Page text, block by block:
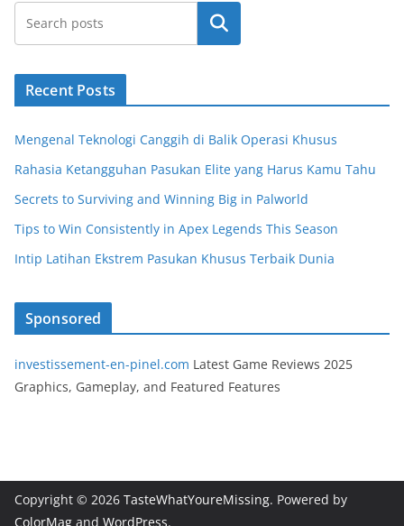
Cari
Recent Posts
Mengenal Teknologi Canggih di Balik Operasi Khusus
Rahasia Ketangguhan Pasukan Elite yang Harus Kamu Tahu
Secrets to Surviving and Winning Big in Palworld
Tips to Win Consistently in Apex Legends This Season
Intip Latihan Ekstrem Pasukan Khusus Terbaik Dunia
Sponsored
investissement-en-pinel.com Latest Game Reviews 2025
Graphics, Gameplay, and Featured Features
Copyright © 2026 TasteWhatYoureMissing. Powered by
ColorMag and WordPress.